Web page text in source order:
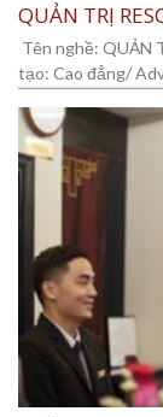
QUẢN TRỊ
Tên nghề: QUẢN
tạo: Cao đẳng/